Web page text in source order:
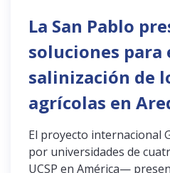
La San Pablo
soluciones
salinización de
agrícolas en
El proyecto internacional
por universidades de
UCSP en América—